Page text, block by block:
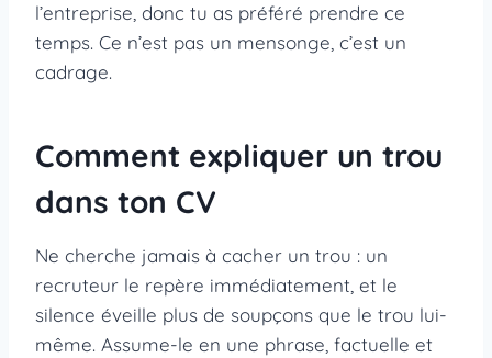
l’entreprise, donc tu as préféré prendre ce
temps. Ce n’est pas un mensonge, c’est un
cadrage.
Comment expliquer un trou
dans ton CV
Ne cherche jamais à cacher un trou : un
recruteur le repère immédiatement, et le
silence éveille plus de soupçons que le trou lui-
même. Assume-le en une phrase, factuelle et